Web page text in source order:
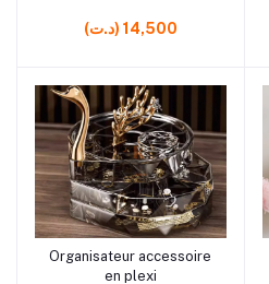
– Rangement Pratique
(د.ت) 14,500
rrrrrr10 rrrrrr11
Ajouter au panier
Organisateur accessoire
en plexi